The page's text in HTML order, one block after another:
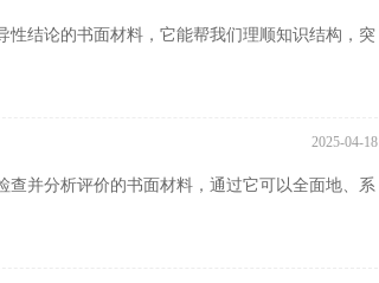
结论的书面材料，它能帮我们理顺知识结构，突
2025-04-18
并分析评价的书面材料，通过它可以全面地、系